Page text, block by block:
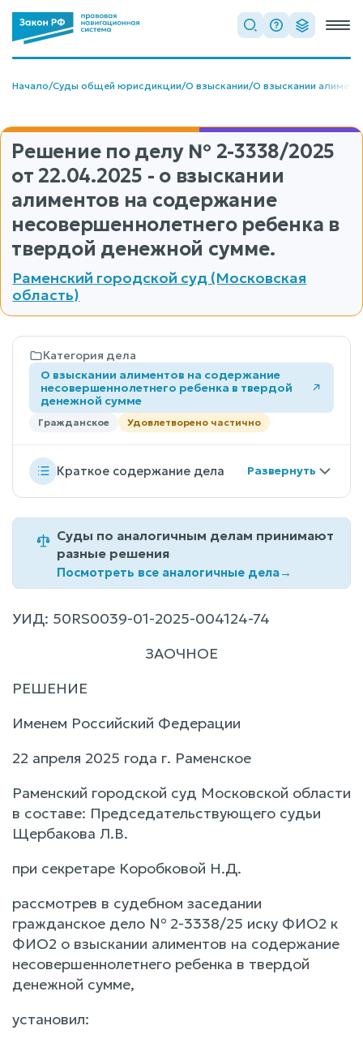
Начало/Суды общей юрисдикции/О взыскании/О взыскании
Решение по делу № 2-3338/2025
от 22.04.2025 - о взыскании
алиментов на содержание
несовершеннолетнего ребенка в
твердой денежной сумме.
Раменский городской суд (Московская
область)
Категория дела
О взыскании алиментов на содержание
несовершеннолетнего ребенка в твердой
денежной сумме
Гражданское Удовлетворено частично
Краткое содержание дела
Суды по аналогичным делам принимают
разные решения
Посмотреть все аналогичные дела→
УИД: 50RS0039-01-2025-004124-74
ЗАОЧНОЕ
РЕШЕНИЕ
Именем Российский Федерации
22 апреля 2025 года г. Раменское
Раменский городской суд Московской области
в составе: Председательствующего судьи
Щербакова Л.В.
при секретаре Коробковой Н.Д.
рассмотрев в судебном заседании
гражданское дело № 2-3338/25 иску ФИО2 к
ФИО2 о взыскании алиментов на содержание
несовершеннолетнего ребенка в твердой
денежной сумме,
установил: